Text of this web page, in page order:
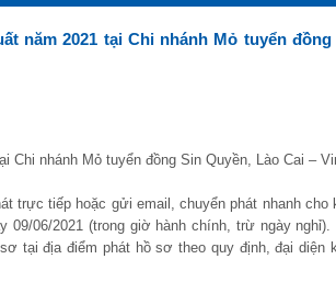
năm 2021 tại Chi nhánh Mỏ tuyển đồng
Chi nhánh Mỏ tuyển đồng Sin Quyền, Lào Cai –
trực tiếp hoặc gửi email, chuyển phát nhanh
09/06/2021 (trong giờ hành chính, trừ ngày
tại địa điểm phát hồ sơ theo quy định, đại diện